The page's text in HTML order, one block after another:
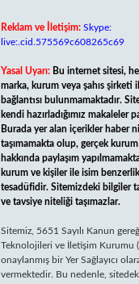
Reklam ve İletişim: Skype:
live:.cid.575569c608265c69
Yasal Uyarı: Bu internet sitesi,
marka, kurum veya şahıs şirketi
bağlantısı bulunmamaktadır.
kendi hazırladığımız makaleler
Burada yer alan içerikler haber
taşımamakta olup, gerçek
hakkında paylaşım
kurum ve kişiler ile isim
tesadüfidir. Sitemizdeki bilgiler
ve tavsiye niteliği taşımazlar.
Sitemiz, 5651 Sayılı Kanun
Teknolojileri ve İletişim Kurumu
onaylanmış bir Yer Sağlayıcı
vermektedir. Bu nedenle,